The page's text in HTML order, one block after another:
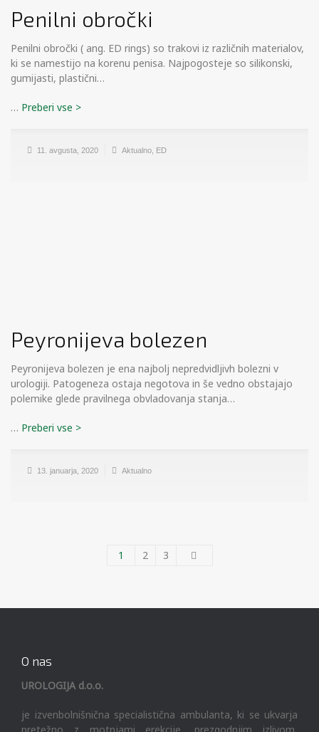
Penilni obročki
Penilni obročki ( ang. ED rings) so trakovi iz različnih materialov,
ki se namestijo na korenu penisa. Najpogosteje so silikonski,
gumijasti, plastični…
…
11. avgusta, 2020 Aktualno ED
Peyronijeva bolezen
Peyronijeva bolezen je ena najbolj nepredvidljivh bolezni v
urologiji. Patogeneza ostaja negotova in še vedno obstajajo
polemike glede pravilnega obvladovanja stanja…
…
13. januarja, 2020 Aktualno
1 2 3
O nas
UROLOGIJA d.o.o.
je izvenbolnišnična specialistična ambulanta, ki se ukvarja